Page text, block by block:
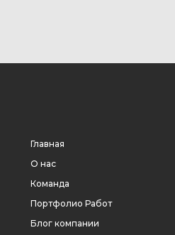
Главная
О нас
Команда
Портфолио Работ
Блог компании